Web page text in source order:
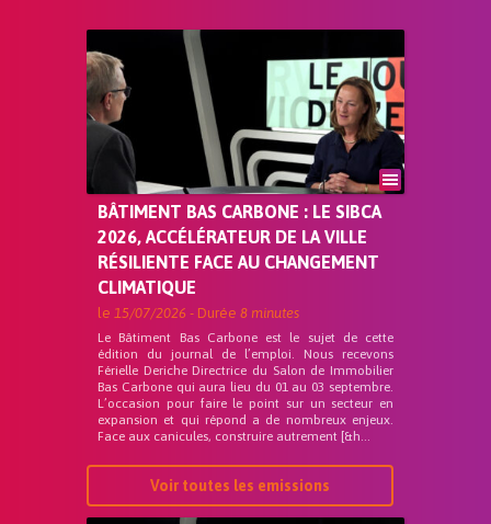
BÂTIMENT BAS CARBONE : LE SIBCA
2026, ACCÉLÉRATEUR DE LA VILLE
RÉSILIENTE FACE AU CHANGEMENT
CLIMATIQUE
le 15/07/2026 - Durée 8 minutes
Le Bâtiment Bas Carbone est le sujet de cette
édition du journal de l’emploi. Nous recevons
Férielle Deriche Directrice du Salon de Immobilier
Bas Carbone qui aura lieu du 01 au 03 septembre.
L’occasion pour faire le point sur un secteur en
expansion et qui répond a de nombreux enjeux.
Face aux canicules, construire autrement [&h...
Voir toutes les emissions